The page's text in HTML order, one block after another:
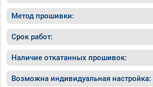
Метод прошивки:
Срок работ:
Наличие откатанных прошивок:
Возможна индивидуальная настройка: